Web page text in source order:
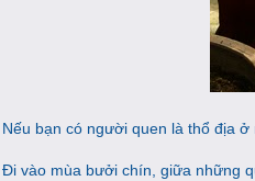
Nếu bạn có người quen là thổ địa ở
Đi vào mùa bưởi chín, giữa những